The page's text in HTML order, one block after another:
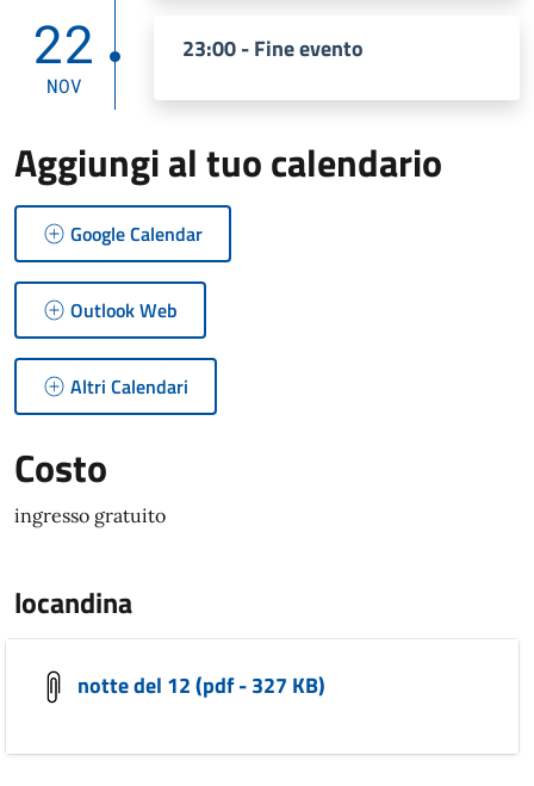
22
NOV
23:00 - Fine evento
Aggiungi al tuo calendario
Google Calendar
Outlook Web
Altri Calendari
Costo
ingresso gratuito
locandina
notte del 12 (pdf - 327 KB)